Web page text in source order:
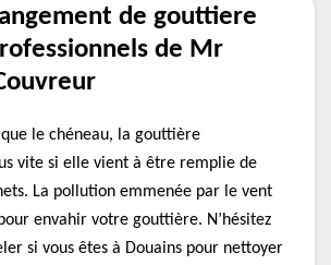
de gouttiere
de Mr
le chéneau, la gouttière
vite si elle vient à être remplie de
La pollution emmenée par le vent
envahir votre gouttière. N’hésitez
si vous êtes à Douains pour nettoyer